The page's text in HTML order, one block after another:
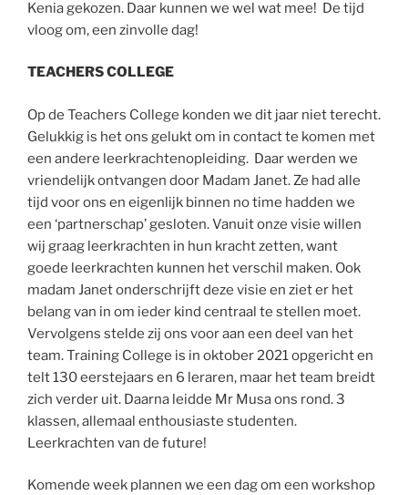
Kenia gekozen. Daar kunnen we wel wat mee! De tijd
vloog om, een zinvolle dag!
TEACHERS COLLEGE
Op de Teachers College konden we dit jaar niet terecht.
Gelukkig is het ons gelukt om in contact te komen met
een andere leerkrachtenopleiding. Daar werden we
vriendelijk ontvangen door Madam Janet. Ze had alle
tijd voor ons en eigenlijk binnen no time hadden we
een ‘partnerschap’ gesloten. Vanuit onze visie willen
wij graag leerkrachten in hun kracht zetten, want
goede leerkrachten kunnen het verschil maken. Ook
madam Janet onderschrijft deze visie en ziet er het
belang van in om ieder kind centraal te stellen moet.
Vervolgens stelde zij ons voor aan een deel van het
team. Training College is in oktober 2021 opgericht en
telt 130 eerstejaars en 6 leraren, maar het team breidt
zich verder uit. Daarna leidde Mr Musa ons rond. 3
klassen, allemaal enthousiaste studenten.
Leerkrachten van de future!
Komende week plannen we een dag om een workshop